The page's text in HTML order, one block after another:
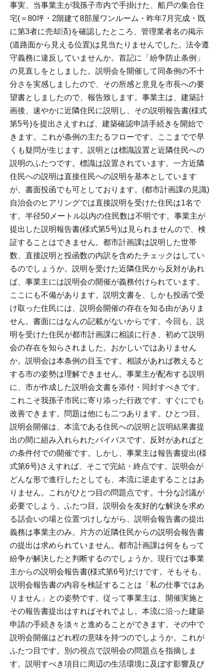
事実、当事業主が我孫子市内で手掛けた、船戸の集合住
宅(＝80坪・2階建て8部屋ワンルーム・昨年7月完成・既
に第3者に売却済)を確認したところ、管理業者名の掲示
(道路面から見える位置)は見当たりませんでした。法令遵
守義務に違反していませんか。首記に「紛争防止条例」
の見直しをとしました。説明会を開催して同条例の不十
分さを実感しましたので、その所感と意見を市長への要
望書としましたので、報告致します。事業主は、建築計
画後、速やかに近隣住民に説明し、その説明報告書(様式
第5号)を提出さえすれば、建築確認申請手続きを開始で
きます。これが条例の主たるフローです。ここまでで早
くも疑問が生じます。説明とは標識設置と近隣住民への
説明のふたつです。標識は設置されています。一方近隣
住民への説明は直接住民への説明を基本としています
が、書面投函でも可としております。(都市計画課の見識)
自治会のヒアリングでは直接説明を受けた住民は1名で
す。半径50メートル以内の住民数は不明です。事業主が
提出した説明報告書(様式第5号)は見られませんので、検
証することはできません。都市計画課は説明した世帯
数、直接説明と投函数の内訳を含めたチェックはしてい
るのでしょうか。説明を受けた近隣住民から反対があれ
ば、事業主には説明会の開催が義務付けられています。
ここにも不備があります。説明文書を、しかも投函で受
け取った住民には、説明会開催の存在を知る由がありま
せん。書面にはなんの記載がないからです。今回も、説
明を受けた住民が都市計画課に相談に行き、初めて説明
会の存在を知らされました。おかしいではありません
か。説明会は本条例の目玉です。相談があれば教えると
する市の姿勢は理解できません。事業主が配布する説明
に、市が作成した説明会文書を添付・同封すべきです。
これこそ我孫子市民に寄り添った行政です。すぐにでも
改善できます。問題は他にも二つあります。ひとつ目。
説明会開催は、本流である住民への説明と説明結果書提
出の間に組み入れられたバイバスです。反対があればと
の条件付での開催です。しかし、事業主は報告書提出(様
式第6号)さえすれば、そこで完結・終点です。説明会が
どんな形で進行したとしても、本流に逆走することはあ
りません。これがひとつ目の問題点です。十分な討議が
必要でしよう。ふたつ目。説明会を友好的な解決を求め
る話会いの場と位置づけしながら、説明会報告書の提出
義務は事業主のみ。片方の近隣住民からの説明会報告書
の提出は求められていません。都市計画課は何をもって
紛争が解決したと判断するのでしょうか。現行では事業
主からの説明会報告書(様式第6号)だけです。そもそも、
説明会報告書の内容を検証することは「私の仕事ではあ
りません」との姿勢です。従って事業主は、開催実施と
その報告書提出はすればそれでよし。本流に沿った建築
申請の手続きを淡々と進めることができます。その中で
説明会開催はどれ程の意味を持つのでしようか。これが
ふたつ目です。別の視点で説明会の問題点を指摘しま
す。説明すべき項目に周辺の生活環境に及ぼす影響及び